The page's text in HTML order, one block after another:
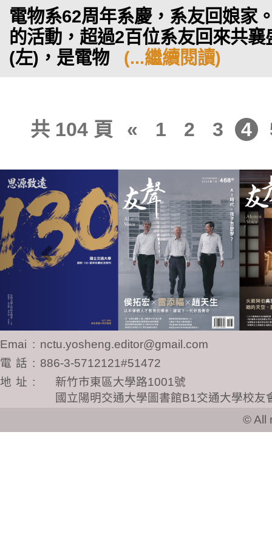
電物系62周年系慶，系友回娘家
的活動，超過2百位系友回來共
(左)，是電物 (...繼續閱讀)
共 104 頁 « 1 2 3 4
Previous
Email : nctu.yosheng.editor@gmail.com
電話 : 886-3-5712121#51472
地址 :
新竹市東區大學路1001號
國立陽明交通大學圖書館B1交通大學校友
© All